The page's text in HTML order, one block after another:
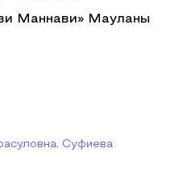
Маннави» Мауланы
Суфиева